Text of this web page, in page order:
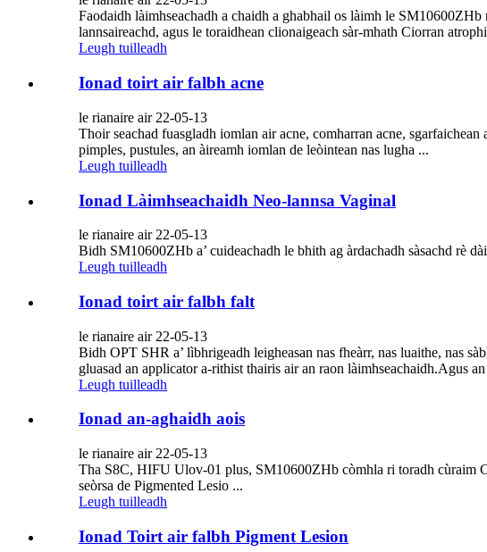
Faodaidh làimhseachadh a chaidh a ghabhail os làimh le
lannsaireachd, agus le toraidhean clionaigeach sàr-mhath Ciorran
Leugh tuilleadh
Ionad toirt air falbh acne
le rianaire air 22-05-13
Thoir seachad fuasgladh iomlan air acne, comharran acne,
pimples, pustules, an àireamh iomlan de leòintean nas lugha ...
Leugh tuilleadh
Ionad Làimhseachaidh Neo-lannsa Vaginal
le rianaire air 22-05-13
Bidh SM10600ZHb a’ cuideachadh le bhith ag àrdachadh sàsachd rè
Leugh tuilleadh
Ionad toirt air falbh falt
le rianaire air 22-05-13
Bidh OPT SHR a’ lìbhrigeadh leigheasan nas fheàrr, nas luaithe, nas
gluasad an applicator a-rithist thairis air an raon làimhseachaidh.Agus
Leugh tuilleadh
Ionad an-aghaidh aois
le rianaire air 22-05-13
Tha S8C, HIFU Ulov-01 plus, SM10600ZHb còmhla ri toradh cùraim
seòrsa de Pigmented Lesio ...
Leugh tuilleadh
Ionad Toirt air falbh Pigment Lesion